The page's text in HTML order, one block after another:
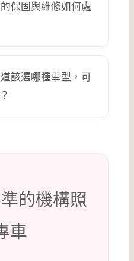
保固與維修如何處
該選哪種車型，可
的機構照
車